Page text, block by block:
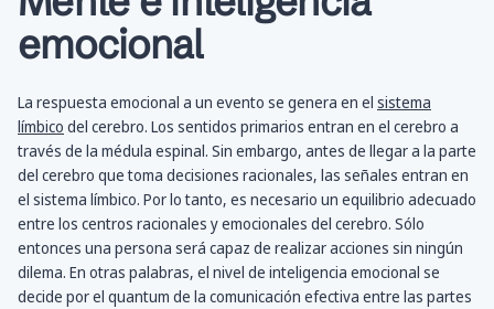
emocional
La respuesta emocional a un evento se genera en el sistema
límbico del cerebro. Los sentidos primarios entran en el cerebro a
través de la médula espinal. Sin embargo, antes de llegar a la parte
del cerebro que toma decisiones racionales, las señales entran en
el sistema límbico. Por lo tanto, es necesario un equilibrio adecuado
entre los centros racionales y emocionales del cerebro. Sólo
entonces una persona será capaz de realizar acciones sin ningún
dilema. En otras palabras, el nivel de inteligencia emocional se
decide por el quantum de la comunicación efectiva entre las partes